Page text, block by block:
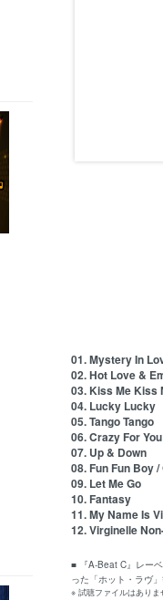
01. Mystery In
02. Hot Love &
03. Kiss Me Kiss
04. Lucky Lucky
05. Tango Tango
06. Crazy For
07. Up & Down
08. Fun Fun Boy
09. Let Me Go
10. Fantasy
11. My Name Is
12. Virginelle
■ 『A-Beat C』レー
った「ホット・ラヴ
※ 試聴ファイルはありま